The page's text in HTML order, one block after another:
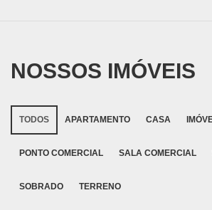
NOSSOS IMÓVEIS
TODOS APARTAMENTO CASA
PONTO COMERCIAL SALA COMERCIAL
SOBRADO TERRENO